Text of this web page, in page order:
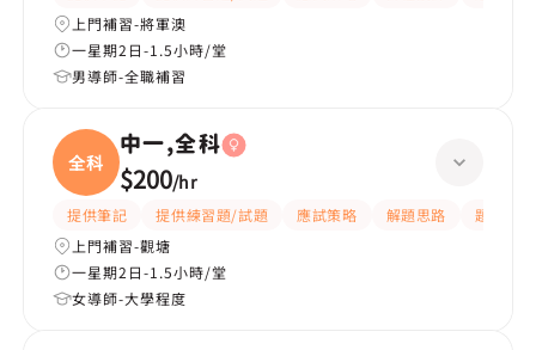
上門補習-將軍澳
一星期2日-1.5小時/堂
男導師-全職補習
全科
中一,全科
$200/hr
提供筆記 提供練習題/試題 應試策略 解題思路
題目講解
上門補習-觀塘
一星期2日-1.5小時/堂
女導師-大學程度